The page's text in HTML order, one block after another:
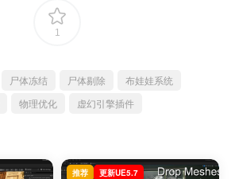
1
尸体冻结 尸体剔除
布娃娃系统
物理优化 虚幻引擎插件
推荐 更新UE5.7